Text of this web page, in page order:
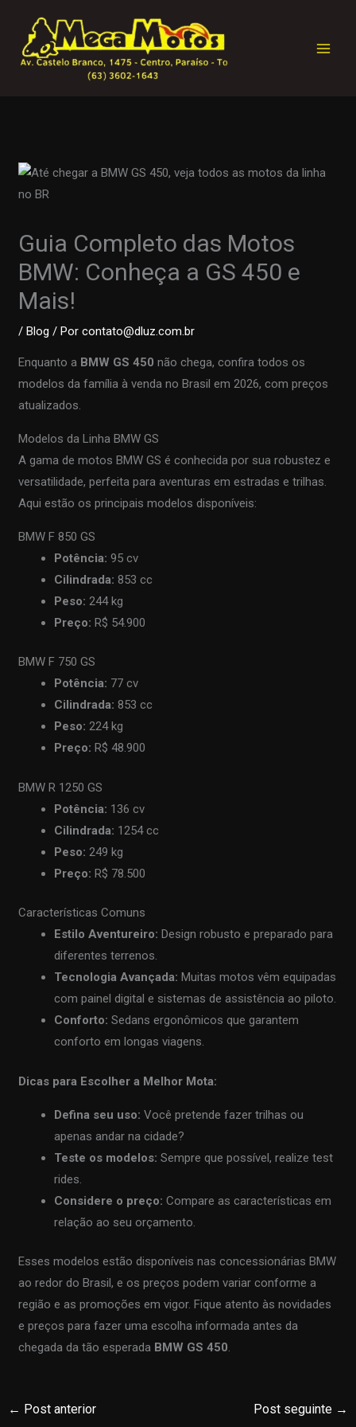
Guia Completo das Motos
BMW: Conheça a GS 450 e
Mais!
/Blog / Porcontato@dluz.com.br
Enquanto a BMW GS 450 não chega, confira todos os
modelos da família à venda no Brasil em 2026, com preços
atualizados.
Modelos da Linha BMW GS
A gama de motos BMW GS é conhecida por sua robustez e
versatilidade, perfeita para aventuras em estradas e trilhas.
Aqui estão os principais modelos disponíveis:
BMW F 850 GS
Potência: 95 cv
Cilindrada: 853 cc
Peso: 244 kg
Preço: R$ 54.900
BMW F 750 GS
Potência: 77 cv
Cilindrada: 853 cc
Peso: 224 kg
Preço: R$ 48.900
BMW R 1250 GS
Potência: 136 cv
Cilindrada: 1254 cc
Peso: 249 kg
Preço: R$ 78.500
Características Comuns
Estilo Aventureiro: Design robusto e preparado para
diferentes terrenos.
Tecnologia Avançada: Muitas motos vêm equipadas
com painel digital e sistemas de assistência ao piloto.
Conforto: Sedans ergonômicos que garantem
conforto em longas viagens.
Dicas para Escolher a Melhor Mota:
Defina seu uso: Você pretende fazer trilhas ou
apenas andar na cidade?
Teste os modelos: Sempre que possível, realize test
rides.
Considere o preço: Compare as características em
relação ao seu orçamento.
Esses modelos estão disponíveis nas concessionárias BMW
ao redor do Brasil, e os preços podem variar conforme a
região e as promoções em vigor. Fique atento às novidades
e preços para fazer uma escolha informada antes da
chegada da tão esperada BMW GS 450.
← Post anterior Post seguinte →